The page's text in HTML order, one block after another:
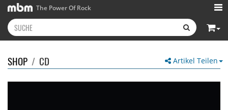
The Power Of Rock
Artikel Teilen
SHOP / CD